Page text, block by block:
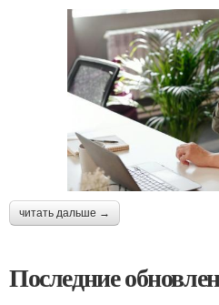
читать дальше →
Последние